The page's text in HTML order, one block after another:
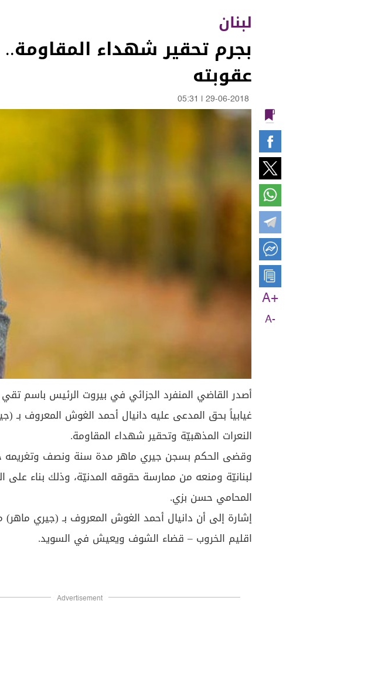
لبنان
بجرم تحقير شهداء
عقوبته
29-06-2018
05:31
A+
A-
أصدر القاضي المنفرد الجزائي في بيروت الرئيس باسم تقي
غيابياً بحق المدعى عليه دانيال أحمد الغوش المعروف بـ
النعرات المذهبيّة وتحقير شهداء المقاومة.
وقضى الحكم بسجن جيري ماهر مدة سنة ونصف وتغريمه
لبنانيّة ومنعه من ممارسة حقوقه المدنيّة، وذلك بناء
المحامي حسن بزي.
إشارة إلى أن دانيال أحمد الغوش المعروف بـ (جيري ماهر)
اقليم الخروب – قضاء الشوف ويعيش في السويد.
Advertisement